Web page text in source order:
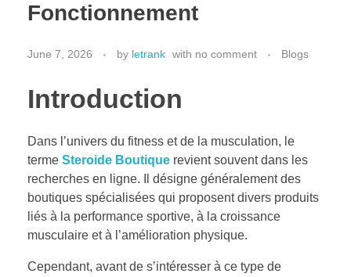
Fonctionnement
June 7, 2026 by letrank with no comment Blogs
Introduction
Dans l’univers du fitness et de la musculation, le
terme Steroide Boutique revient souvent dans les
recherches en ligne. Il désigne généralement des
boutiques spécialisées qui proposent divers produits
liés à la performance sportive, à la croissance
musculaire et à l’amélioration physique.
Cependant, avant de s’intéresser à ce type de